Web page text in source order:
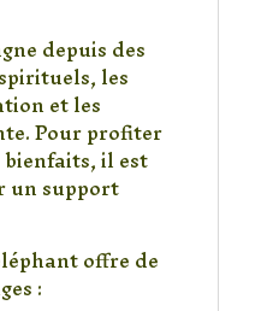
depuis des
les
et les
Pour profiter
il est
un support
offre de
: